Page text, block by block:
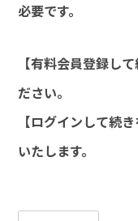
必要です。
【有料会員登録して
ださい。
【ログインして続
いたします。